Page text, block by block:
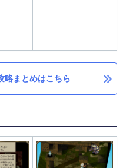
-
略まとめはこちら